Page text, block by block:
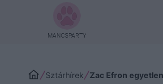
MANCSPARTY
Sztárhírek Zac Efron